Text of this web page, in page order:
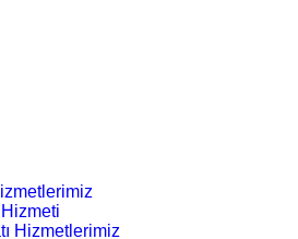
Hizmetlerimiz